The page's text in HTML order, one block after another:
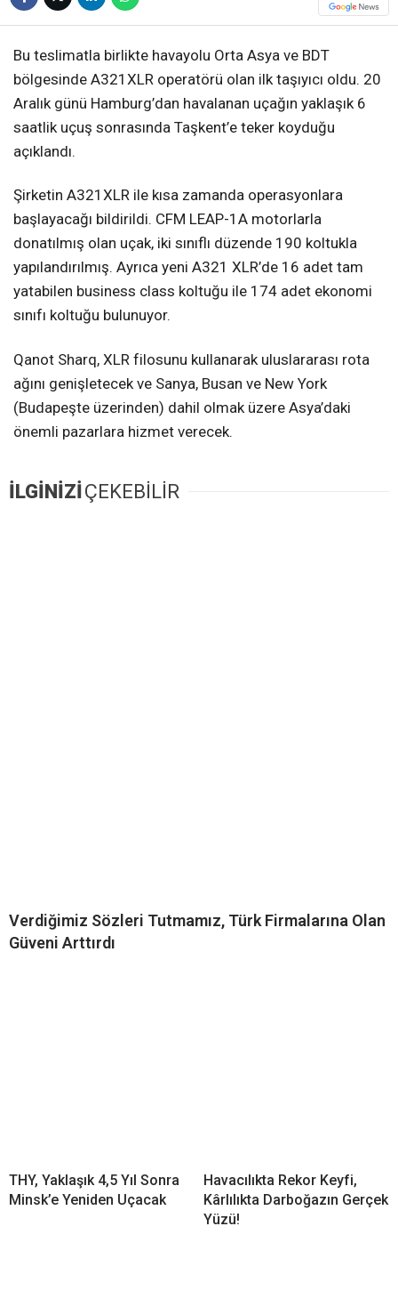
Instagram
Youtube
Bu teslimatla birlikte havayolu Orta Asya ve BDT
bölgesinde A321XLR operatörü olan ilk taşıyıcı oldu. 20
Aralık günü Hamburg’dan havalanan uçağın yaklaşık 6
saatlik uçuş sonrasında Taşkent’e teker koyduğu
açıklandı.
Şirketin A321XLR ile kısa zamanda operasyonlara
başlayacağı bildirildi. CFM LEAP-1A motorlarla
donatılmış olan uçak, iki sınıflı düzende 190 koltukla
yapılandırılmış. Ayrıca yeni A321 XLR’de 16 adet tam
yatabilen business class koltuğu ile 174 adet ekonomi
sınıfı koltuğu bulunuyor.
Qanot Sharq, XLR filosunu kullanarak uluslararası rota
ağını genişletecek ve Sanya, Busan ve New York
(Budapeşte üzerinden) dahil olmak üzere Asya’daki
önemli pazarlara hizmet verecek.
İLGİNİZİÇEKEBİLİR
Verdiğimiz Sözleri Tutmamız, Türk Firmalarına Olan
Güveni Arttırdı
THY, Yaklaşık 4,5 Yıl Sonra
Minsk’e Yeniden Uçacak
Havacılıkta Rekor Keyfi,
Kârlılıkta Darboğazın Gerçek
Yüzü!